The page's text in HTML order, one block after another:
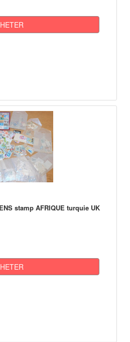
stamp AFRIQUE turquie UK